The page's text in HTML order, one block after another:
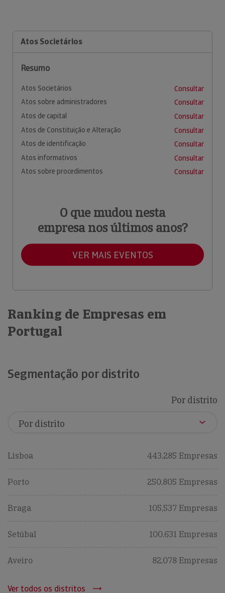
Atos Societários
Resumo
Atos Societários
Consultar
Atos sobre administradores
Consultar
Atos de capital
Consultar
Atos de Constituição e Alteração
Consultar
Atos de identificação
Consultar
Atos informativos
Consultar
Atos sobre procedimentos
Consultar
O que mudou nesta
empresa nos últimos anos?
VER MAIS EVENTOS
Ranking de Empresas em
Portugal
Segmentação por distrito
Por distrito
Lisboa 443,285 Empresas
Porto 250,805 Empresas
Braga 105,537 Empresas
Setúbal 100,631 Empresas
Aveiro 82,078 Empresas
Ver todos os distritos